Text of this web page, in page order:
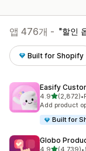
앱 476개 - 할인
Built for Shopify
Easify
4.9별 5개 중
(2,872)
총 리뷰 2872개
•
Add product
Built for
Globo
4.9별 5개 중
(4,739)•